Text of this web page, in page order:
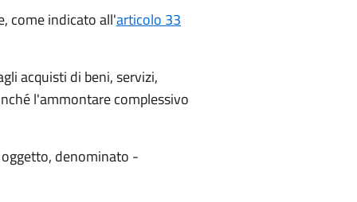
come indicato all'articolo 33
acquisti di beni, servizi,
l'ammontare complessivo
denominato -